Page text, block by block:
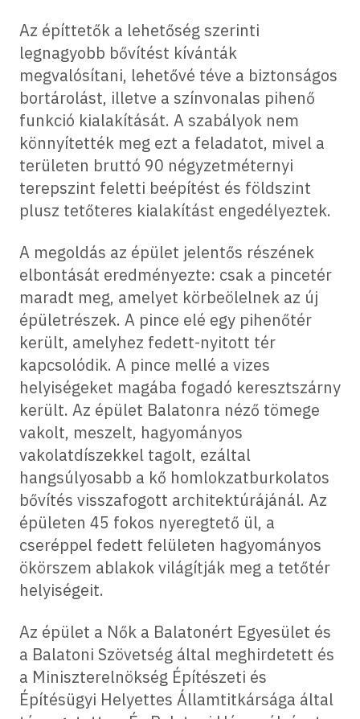
Az építtetők a lehetőség szerinti
legnagyobb bővítést kívánták
megvalósítani, lehetővé téve a biztonságos
bortárolást, illetve a színvonalas pihenő
funkció kialakítását. A szabályok nem
könnyítették meg ezt a feladatot, mivel a
területen bruttó 90 négyzetméternyi
terepszint feletti beépítést és földszint
plusz tetőteres kialakítást engedélyeztek.
A megoldás az épület jelentős részének
elbontását eredményezte: csak a pincetér
maradt meg, amelyet körbeölelnek az új
épületrészek. A pince elé egy pihenőtér
került, amelyhez fedett-nyitott tér
kapcsolódik. A pince mellé a vizes
helyiségeket magába fogadó keresztszárny
került. Az épület Balatonra néző tömege
vakolt, meszelt, hagyományos
vakolatdíszekkel tagolt, ezáltal
hangsúlyosabb a kő homlokzatburkolatos
bővítés visszafogott architektúrájánál. Az
épületen 45 fokos nyeregtető ül, a
cseréppel fedett felületen hagyományos
ökörszem ablakok világítják meg a tetőtér
helyiségeit.
Az épület a Nők a Balatonért Egyesület és
a Balatoni Szövetség által meghirdetett és
a Miniszterelnökség Építészeti és
Építésügyi Helyettes Államtitkársága által